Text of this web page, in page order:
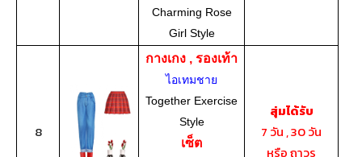
Charming Rose
Girl Style
8
กางเกง , รองเท้า
ไอเทมชาย
Together Exercise
Style
เซ็ต
สุ่มได้รับ
7 วัน , 30 วัน
หรือ ถาวร